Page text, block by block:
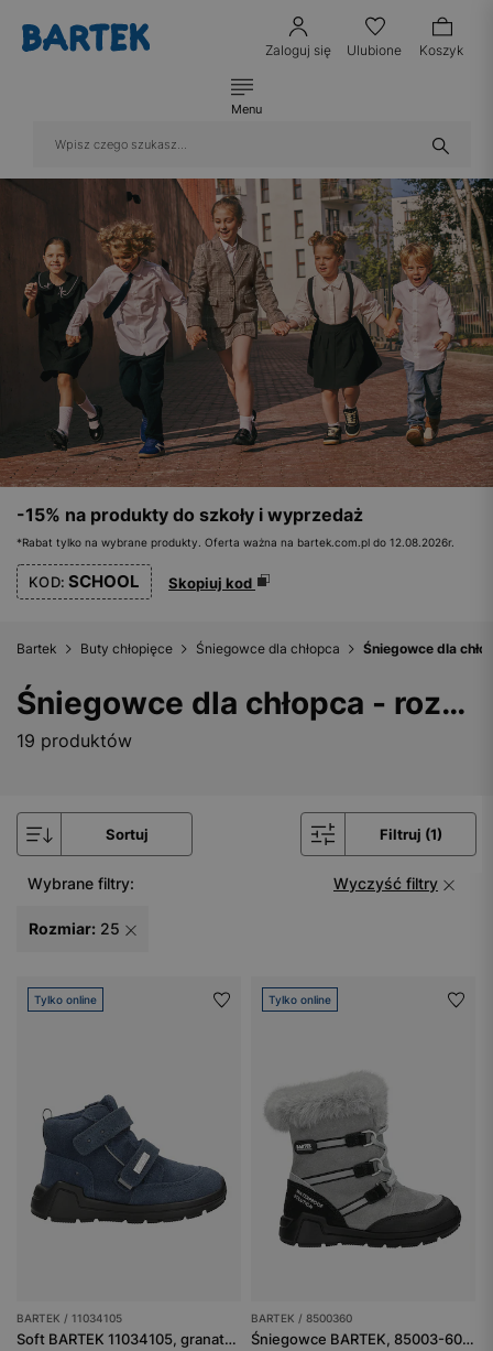
Zaloguj się Ulubione Koszyk
Menu
-15% na produkty do szkoły i wyprzedaż
*Rabat tylko na wybrane produkty. Oferta ważna na bartek.com.pl do 12.08.2026r.
KOD: SCHOOL Skopiuj kod
Bartek Buty chłopięce Śniegowce dla chłopca Śniegowce dla
Śniegowce dla chłopca - rozmiar 25
19 produktów
Sortuj Filtruj (1)
Wybrane filtry: Wyczyść filtry
Rozmiar: 25
Tylko online
BARTEK / 11034105
Soft BARTEK 11034105, granatowy
Tylko online
BARTEK / 8500360
Śniegowce BARTEK, 85003-60, popielato-czarne